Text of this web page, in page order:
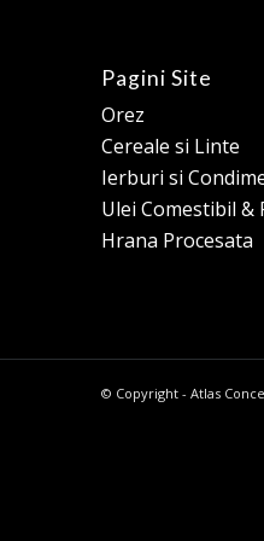
Pagini Site
Orez
Cereale si Linte
Ierburi si
Ulei Comestibil &
Hrana Procesata
© Copyright - Atlas